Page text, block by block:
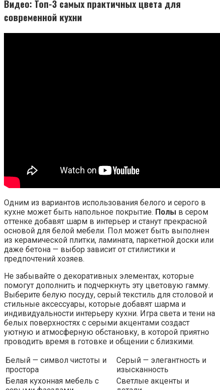
Видео: Топ-3 самых практичных цвета для
современной кухни
Одним из вариантов использования белого и серого в
кухне может быть напольное покрытие. Полы в сером
оттенке добавят шарм в интерьер и станут прекрасной
основой для белой мебели. Пол может быть выполнен
из керамической плитки, ламината, паркетной доски или
даже бетона — выбор зависит от стилистики и
предпочтений хозяев.
Не забывайте о декоративных элементах, которые
помогут дополнить и подчеркнуть эту цветовую гамму.
Выберите белую посуду, серый текстиль для столовой и
стильные аксессуары, которые добавят шарма и
индивидуальности интерьеру кухни. Игра света и тени на
белых поверхностях с серыми акцентами создаст
уютную и атмосферную обстановку, в которой приятно
проводить время в готовке и общении с близкими.
Белый — символ чистоты и
простора
Серый — элегантность и
изысканность
Белая кухонная мебель с
Светлые акценты и